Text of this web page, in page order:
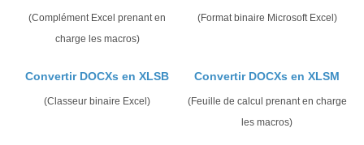
(Complément Excel prenant en
charge les macros)
(Format binaire Microsoft Excel)
Convertir DOCXs en XLSB
(Classeur binaire Excel)
Convertir DOCXs en XLSM
(Feuille de calcul prenant en charge
les macros)